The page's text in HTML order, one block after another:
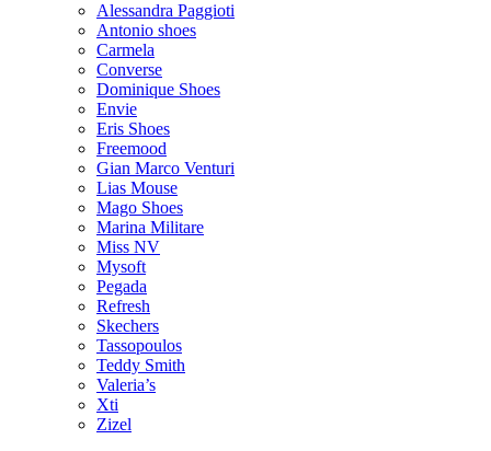
Alessandra Paggioti
Antonio shoes
Carmela
Converse
Dominique Shoes
Envie
Eris Shoes
Freemood
Gian Marco Venturi
Lias Mouse
Mago Shoes
Marina Militare
Miss NV
Mysoft
Pegada
Refresh
Skechers
Tassopoulos
Teddy Smith
Valeria’s
Xti
Zizel